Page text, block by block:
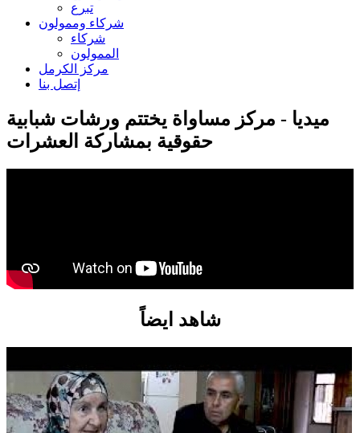
تبرع
شركاء وممولون
شركاء
الممولون
مركز الكرمل
إتصل بنا
ميديا - مركز مساواة يختتم ورشات شبابية
حقوقية بمشاركة العشرات
شاهد ايضاً